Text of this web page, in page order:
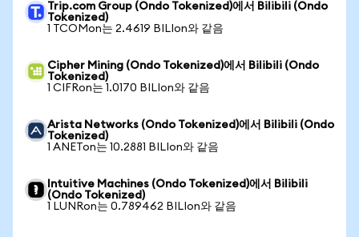
Trip.com Group (Ondo Tokenized)에서 Bilibili (Ondo
Tokenized)
1 TCOMon는 2.4619 BILIon와 같음
Cipher Mining (Ondo Tokenized)에서 Bilibili (Ondo
Tokenized)
1 CIFRon는 1.0170 BILIon와 같음
Arista Networks (Ondo Tokenized)에서 Bilibili (Ondo
Tokenized)
1 ANETon는 10.2881 BILIon와 같음
Intuitive Machines (Ondo Tokenized)에서 Bilibili
(Ondo Tokenized)
1 LUNRon는 0.789462 BILIon와 같음